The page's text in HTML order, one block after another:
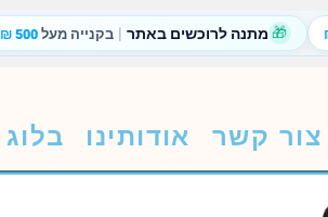
🎁 מתנה לרוכשים באתר | בקנייה מעל500 ₪
צור קשר אודותינו בלוג